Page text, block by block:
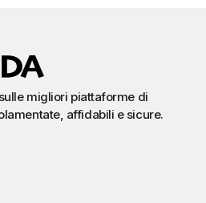
migliori piattaforme di
affidabili e sicure.